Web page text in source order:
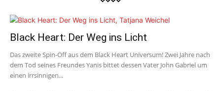
Black Heart: Der Weg ins Licht
Das zweite Spin-Off aus dem Black Heart Universum! Zwei Jahre nach
dem Tod seines Freundes Yanis bittet dessen Vater John Gabriel um
einen irrsinnigen...